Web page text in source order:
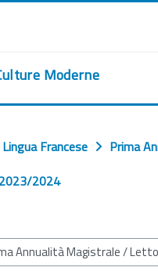
Moderne
Francese
Prima
2024